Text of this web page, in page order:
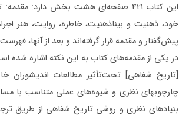
این کتاب 421 صفحه‌ای هشت بخش دارد:
خود، ذهنیت و بیناذهنیت، خاطره، روایت، هنر
پیش‌گفتار و مقدمه قرار گرفته‌اند و بعد از آنها،
در یکی از مقدمه‌های کتاب به این نکته اشاره شده
[تاریخ شفاهی] تحت‌تأثیر مطالعات اندیشوران
چارچوبهای نظری و شیوه‌های عملی متناسب با
بنیادهای نظری و روشی تاریخ شفاهی از طریق